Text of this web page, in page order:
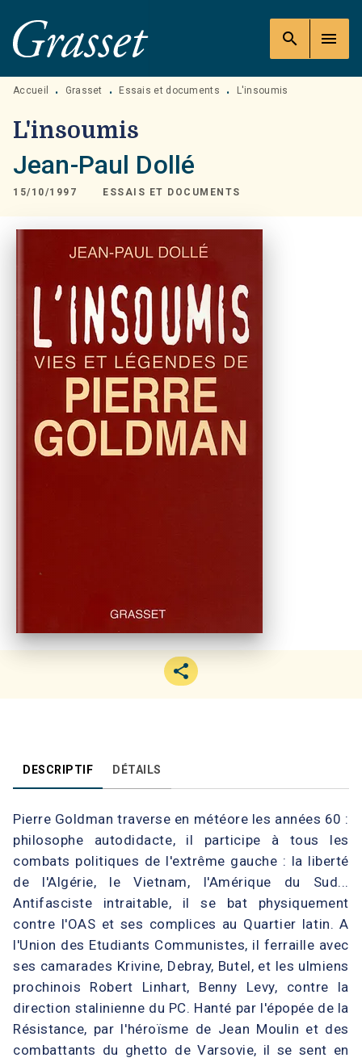
MENU RECHERCHE
PIED DE PAGE
search menu
Accueil • Grasset • Essais et documents • L'insoumis
L'insoumis
Jean-Paul Dollé
15/10/1997 ESSAIS ET DOCUMENTS
DESCRIPTIF DÉTAILS
Pierre Goldman traverse en météore les années 60 :
philosophe autodidacte, il participe à tous les
combats politiques de l'extrême gauche : la liberté
de l'Algérie, le Vietnam, l'Amérique du Sud...
Antifasciste intraitable, il se bat physiquement
contre l'OAS et ses complices au Quartier latin. A
l'Union des Etudiants Communistes, il ferraille avec
ses camarades Krivine, Debray, Butel, et les ulmiens
prochinois Robert Linhart, Benny Levy, contre la
direction stalinienne du PC. Hanté par l'épopée de la
Résistance, par l'héroïsme de Jean Moulin et des
combattants du ghetto de Varsovie, il se sent en